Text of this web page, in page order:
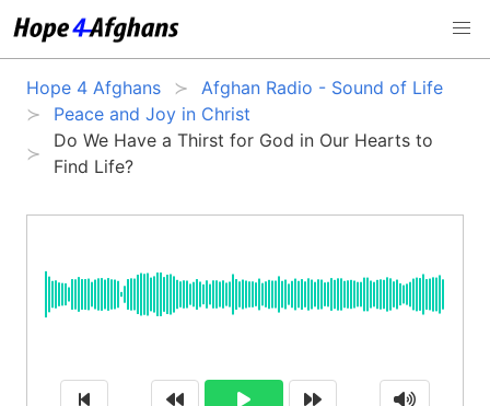
Hope 4 Afghans
Afghan Radio - Sound of Life
Peace and Joy in Christ
Do We Have a Thirst for God in Our Hearts to
Find Life?